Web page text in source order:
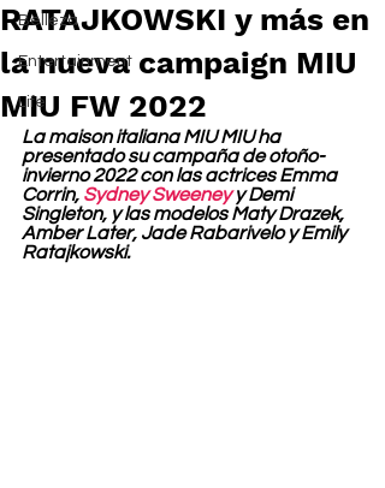
Belleza
Entertainment
Life
RATAJKOWSKI y más en
la nueva campaign MIU
MIU FW 2022
La maison italiana MIU MIU ha
presentado su campaña de otoño-
invierno 2022 con las actrices Emma
Corrin, Sydney Sweeney y Demi
Singleton, y las modelos Maty Drazek,
Amber Later, Jade Rabarivelo y Emily
Ratajkowski.